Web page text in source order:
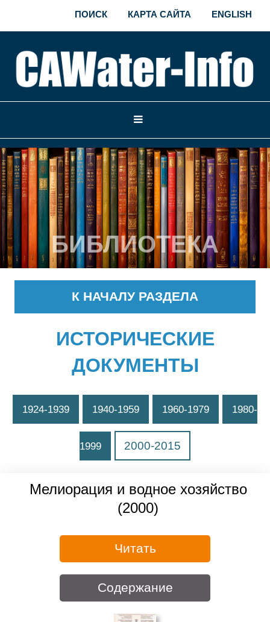
ПОИСК КАРТА САЙТА ENGLISH
БИБЛИОТЕКА
К НАЧАЛУ РАЗДЕЛА
ИСТОРИЧЕСКИЕ
ДОКУМЕНТЫ
1924-1939 1940-1959 1960-1979 1980-
1999 2000-2015
Мелиорация и водное хозяйство
(2000)
Читать
Содержание